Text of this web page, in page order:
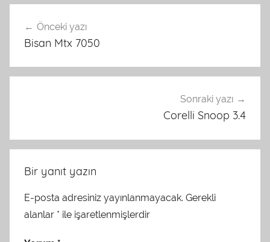
gezinmesi
Önceki yazı
Bisan Mtx 7050
Sonraki yazı
Corelli Snoop 3.4
Bir yanıt yazın
E-posta adresiniz yayınlanmayacak. Gerekli
alanlar * ile işaretlenmişlerdir